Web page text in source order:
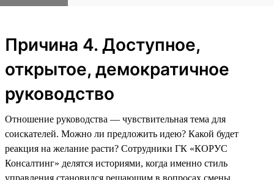
Причина 4. Доступное,
открытое, демократичное
руководство
Отношение руководства — чувствительная тема для
соискателей. Можно ли предложить идею? Какой будет
реакция на желание расти? Сотрудники ГК «КОРУС
Консалтинг» делятся историями, когда именно стиль
управления становился решающим в вопросах смены